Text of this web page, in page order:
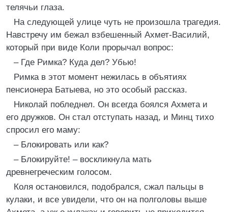
телячьи глаза.
На следующей улице чуть не произошла трагедия.
Навстречу им бежал взбешенный Ахмет-Василий,
который при виде Коли прорычал вопрос:
– Где Римка? Куда дел? Убью!
Римка в этот момент нежилась в объятиях
пенсионера Батыева, но это особый рассказ.
Николай побледнел. Он всегда боялся Ахмета и
его дружков. Он стал отступать назад, и Минц тихо
спросил его маму:
– Блокировать или как?
– Блокируйте! – воскликнула мать
древнегреческим голосом.
Коля остановился, подобрался, сжал пальцы в
кулаки, и все увидели, что он на полголовы выше